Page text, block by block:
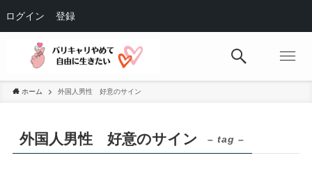
ログイン 登録
ホーム 外国人男性 好意のサイン
外国人男性 好意のサイン – tag –